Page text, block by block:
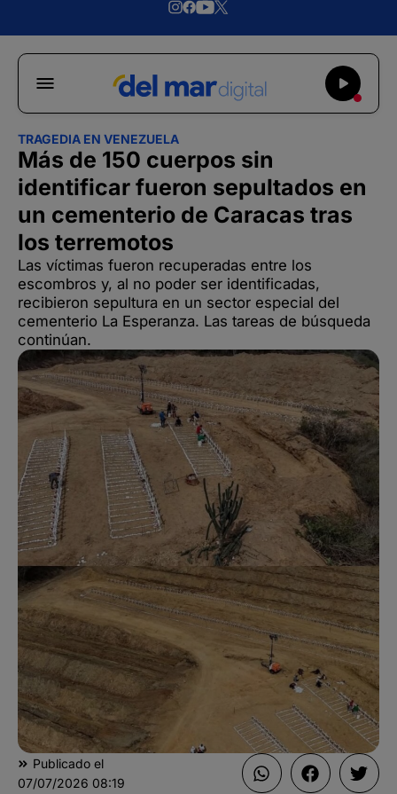
TRAGEDIA EN VENEZUELA
Más de 150 cuerpos sin
identificar fueron sepultados en
un cementerio de Caracas tras
los terremotos
Las víctimas fueron recuperadas entre los
escombros y, al no poder ser identificadas,
recibieron sepultura en un sector especial del
cementerio La Esperanza. Las tareas de búsqueda
continúan.
Publicado el
07/07/2026 08:19